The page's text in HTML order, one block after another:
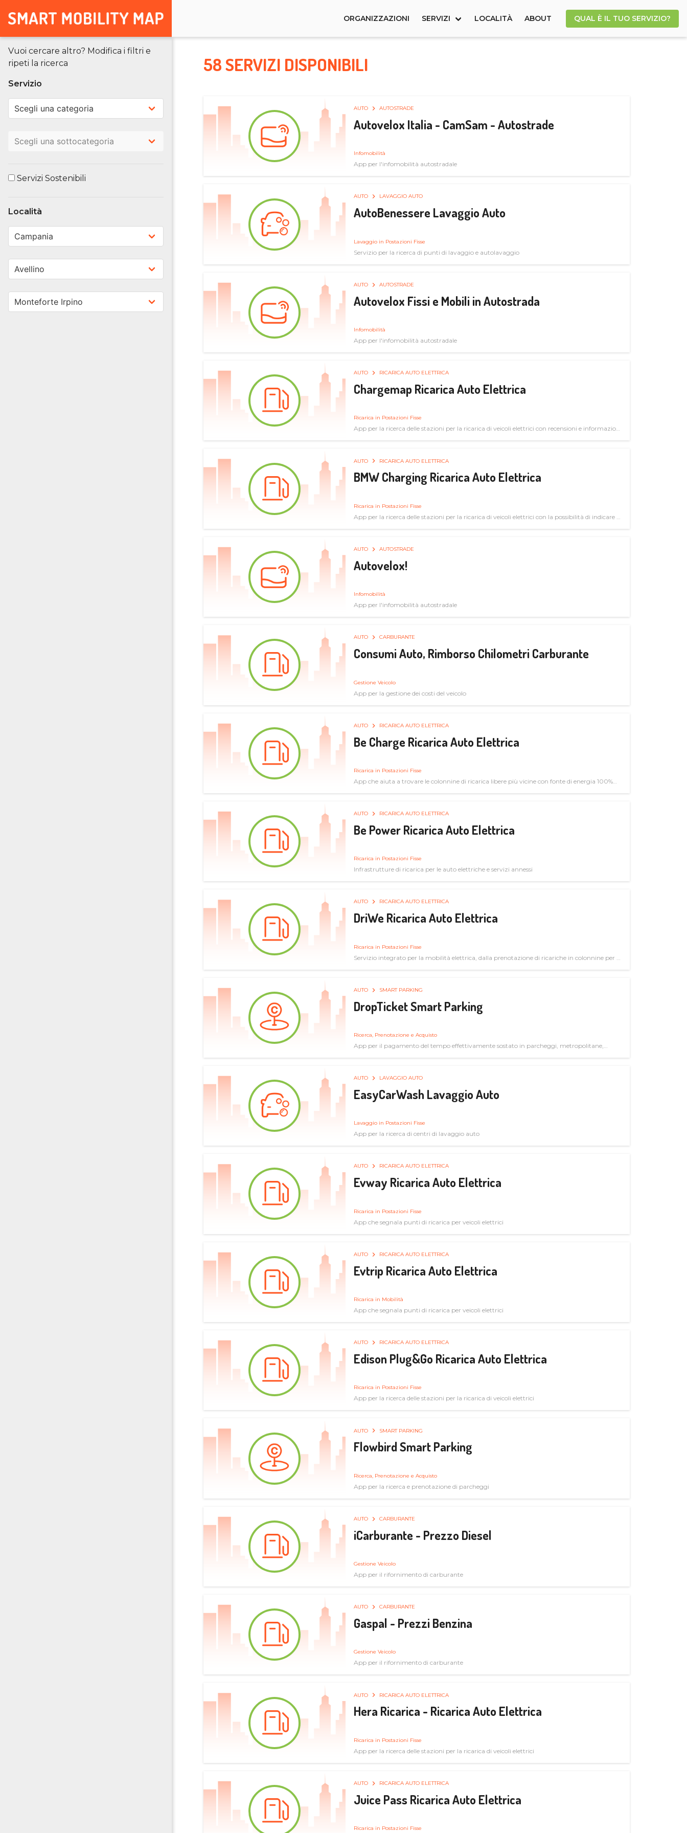
ORGANIZZAZIONI SERVIZI LOCALITÀ ABOUT QUAL È IL TUO SERVIZIO?
Vuoi cercare altro? Modifica i filtri e
ripeti la ricerca
Servizio
Servizi Sostenibili
Località
58 SERVIZI DISPONIBILI
AUTO AUTOSTRADE
Autovelox Italia - CamSam - Autostrade
Infomobilità
App per l'infomobilità autostradale
AUTO LAVAGGIO AUTO
AutoBenessere Lavaggio Auto
Lavaggio in Postazioni Fisse
Servizio per la ricerca di punti di lavaggio e autolavaggio
AUTO AUTOSTRADE
Autovelox Fissi e Mobili in Autostrada
Infomobilità
App per l'infomobilità autostradale
AUTO RICARICA AUTO ELETTRICA
Chargemap Ricarica Auto Elettrica
Ricarica in Postazioni Fisse
App per la ricerca delle stazioni per la ricarica di veicoli elettrici con recensioni e informazioni
AUTO RICARICA AUTO ELETTRICA
BMW Charging Ricarica Auto Elettrica
Ricarica in Postazioni Fisse
App per la ricerca delle stazioni per la ricarica di veicoli elettrici con la possibilità di indicare le
AUTO AUTOSTRADE
Autovelox!
Infomobilità
App per l'infomobilità autostradale
AUTO CARBURANTE
Consumi Auto, Rimborso Chilometri Carburante
Gestione Veicolo
App per la gestione dei costi del veicolo
AUTO RICARICA AUTO ELETTRICA
Be Charge Ricarica Auto Elettrica
Ricarica in Postazioni Fisse
App che aiuta a trovare le colonnine di ricarica libere più vicine con fonte di energia 100%
AUTO RICARICA AUTO ELETTRICA
Be Power Ricarica Auto Elettrica
Ricarica in Postazioni Fisse
Infrastrutture di ricarica per le auto elettriche e servizi annessi
AUTO RICARICA AUTO ELETTRICA
DriWe Ricarica Auto Elettrica
Ricarica in Postazioni Fisse
Servizio integrato per la mobilità elettrica, dalla prenotazione di ricariche in colonnine per il
AUTO SMART PARKING
DropTicket Smart Parking
Ricerca, Prenotazione e Acquisto
App per il pagamento del tempo effettivamente sostato in parcheggi, metropolitane,
AUTO LAVAGGIO AUTO
EasyCarWash Lavaggio Auto
Lavaggio in Postazioni Fisse
App per la ricerca di centri di lavaggio auto
AUTO RICARICA AUTO ELETTRICA
Evway Ricarica Auto Elettrica
Ricarica in Postazioni Fisse
App che segnala punti di ricarica per veicoli elettrici
AUTO RICARICA AUTO ELETTRICA
Evtrip Ricarica Auto Elettrica
Ricarica in Mobilità
App che segnala punti di ricarica per veicoli elettrici
AUTO RICARICA AUTO ELETTRICA
Edison Plug&Go Ricarica Auto Elettrica
Ricarica in Postazioni Fisse
App per la ricerca delle stazioni per la ricarica di veicoli elettrici
AUTO SMART PARKING
Flowbird Smart Parking
Ricerca, Prenotazione e Acquisto
App per la ricerca e prenotazione di parcheggi
AUTO CARBURANTE
iCarburante - Prezzo Diesel
Gestione Veicolo
App per il rifornimento di carburante
AUTO CARBURANTE
Gaspal - Prezzi Benzina
Gestione Veicolo
App per il rifornimento di carburante
AUTO RICARICA AUTO ELETTRICA
Hera Ricarica - Ricarica Auto Elettrica
Ricarica in Postazioni Fisse
App per la ricerca delle stazioni per la ricarica di veicoli elettrici
AUTO RICARICA AUTO ELETTRICA
Juice Pass Ricarica Auto Elettrica
Ricarica in Postazioni Fisse